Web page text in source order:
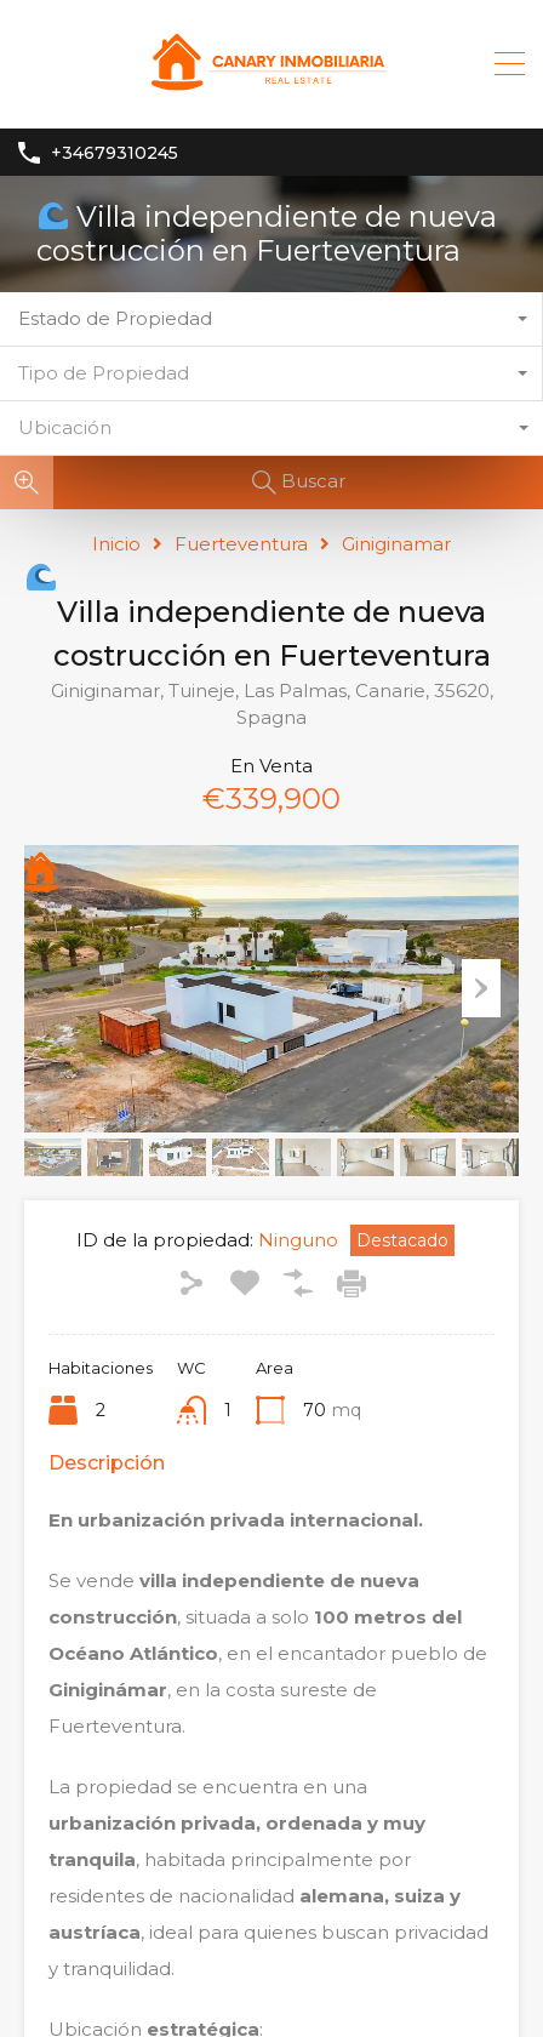
+34679310245
Villa independiente de nueva
costrucción en Fuerteventura
Estado de Propiedad
Tipo de Propiedad
Ubicación
Buscar
Inicio Fuerteventura Giniginamar
Villa independiente de nueva
costrucción en Fuerteventura
Giniginamar, Tuineje, Las Palmas, Canarie, 35620,
Spagna
En Venta
€339,900
ID de la propiedad: Ninguno Destacado
Habitaciones
2
WC
1
Area
70 mq
Descripción
En urbanización privada internacional.
Se vende villa independiente de nueva
construcción, situada a solo 100 metros del
Océano Atlántico, en el encantador pueblo de
Giniginámar, en la costa sureste de
Fuerteventura.
La propiedad se encuentra en una
urbanización privada, ordenada y muy
tranquila, habitada principalmente por
residentes de nacionalidad alemana, suiza y
austríaca, ideal para quienes buscan privacidad
y tranquilidad.
Ubicación estratégica: